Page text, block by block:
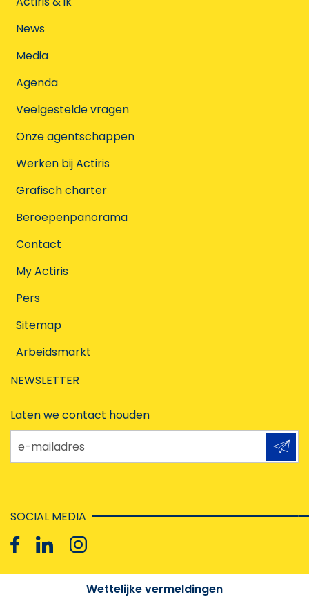
News
Media
Agenda
Veelgestelde vragen
Onze agentschappen
Werken bij Actiris
Grafisch charter
Beroepenpanorama
Contact
My Actiris
Pers
Sitemap
Arbeidsmarkt
NEWSLETTER
Laten we contact houden
e-mailadres
SOCIAL MEDIA
Wettelijke vermeldingen